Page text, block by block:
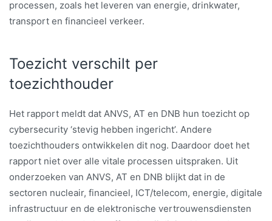
processen, zoals het leveren van energie, drinkwater,
transport en financieel verkeer.
Toezicht verschilt per
toezichthouder
Het rapport meldt dat ANVS, AT en DNB hun toezicht op
cybersecurity ‘stevig hebben ingericht’. Andere
toezichthouders ontwikkelen dit nog. Daardoor doet het
rapport niet over alle vitale processen uitspraken. Uit
onderzoeken van ANVS, AT en DNB blijkt dat in de
sectoren nucleair, financieel, ICT/telecom, energie, digitale
infrastructuur en de elektronische vertrouwensdiensten